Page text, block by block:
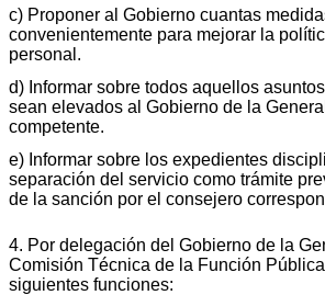
c) Proponer al Gobierno cuantas
convenientemente para mejorar la
personal.
d) Informar sobre todos aquellos
sean elevados al Gobierno de la
competente.
e) Informar sobre los expedientes
separación del servicio como trámite
de la sanción por el consejero
4. Por delegación del Gobierno de la
Comisión Técnica de la Función
siguientes funciones: